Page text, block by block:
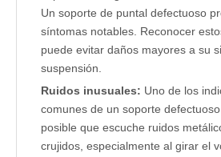
Un soporte de puntal defectuoso
síntomas notables. Reconocer
puede evitar daños mayores a su
suspensión.
Ruidos inusuales: Uno de los
comunes de un soporte
posible que escuche ruidos
crujidos, especialmente al girar el